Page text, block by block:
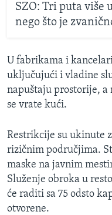
SZO: Tri puta više
nego što je
U fabrikama i
uključujući i vladine
napuštaju prostorije, a
se vrate kući.
Restrikcije su ukinute
rizičnim područjima.
maske na javnim
Služenje obroka u
će raditi sa 75 odsto
otvorene.